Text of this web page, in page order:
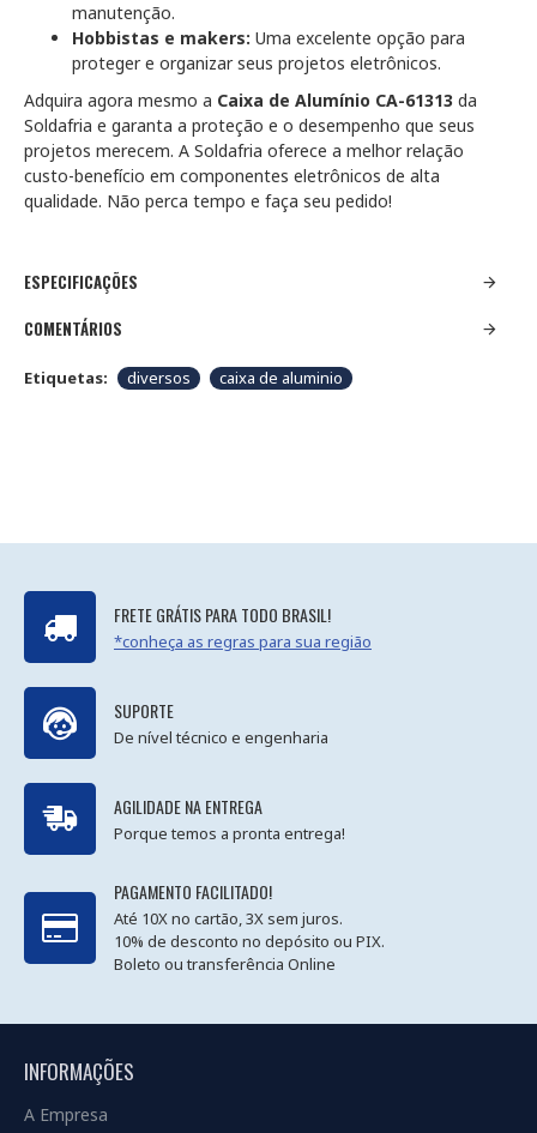
manutenção.
Hobbistas e makers: Uma excelente opção para
proteger e organizar seus projetos eletrônicos.
Adquira agora mesmo a Caixa de Alumínio CA-61313 da
Soldafria e garanta a proteção e o desempenho que seus
projetos merecem. A Soldafria oferece a melhor relação
custo-benefício em componentes eletrônicos de alta
qualidade. Não perca tempo e faça seu pedido!
ESPECIFICAÇÕES
COMENTÁRIOS
Etiquetas: diversos caixa de aluminio
FRETE GRÁTIS PARA TODO BRASIL!
*conheça as regras para sua região
SUPORTE
De nível técnico e engenharia
AGILIDADE NA ENTREGA
Porque temos a pronta entrega!
PAGAMENTO FACILITADO!
Até 10X no cartão, 3X sem juros.
10% de desconto no depósito ou PIX.
Boleto ou transferência Online
INFORMAÇÕES
A Empresa